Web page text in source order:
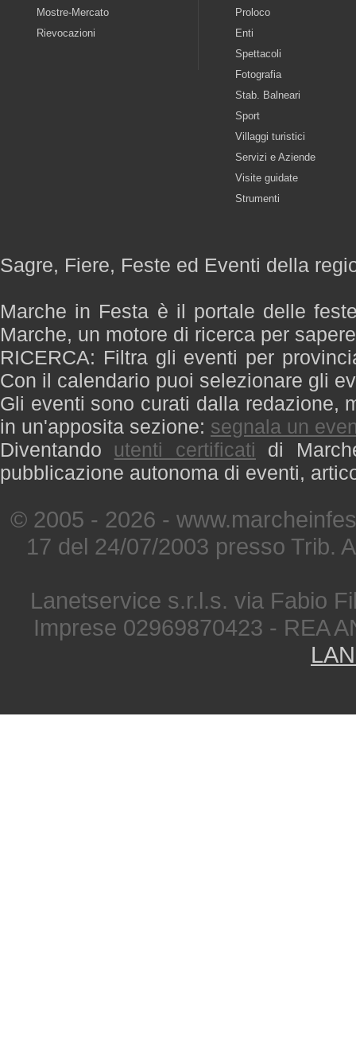
Mostre-Mercato
Rievocazioni
Proloco
Enti
Spettacoli
Fotografia
Stab. Balneari
Sport
Villaggi turistici
Servizi e Aziende
Visite guidate
Strumenti
Sagre, Fiere, Feste ed Eventi della
Marche in Festa è il portale delle
Marche, un motore di ricerca per
RICERCA: Filtra gli eventi per
Con il calendario puoi selezionare gli
Gli eventi sono curati dalla redazione,
in un'apposita sezione: segnala un
Diventando utenti certificati di
pubblicazione autonoma di eventi,
© 2005 - 2026 -
17 del 24/07/2003 presso Trib.
Lanetservice s.r.l.s. via Fabio
Imprese 02969870423 - REA